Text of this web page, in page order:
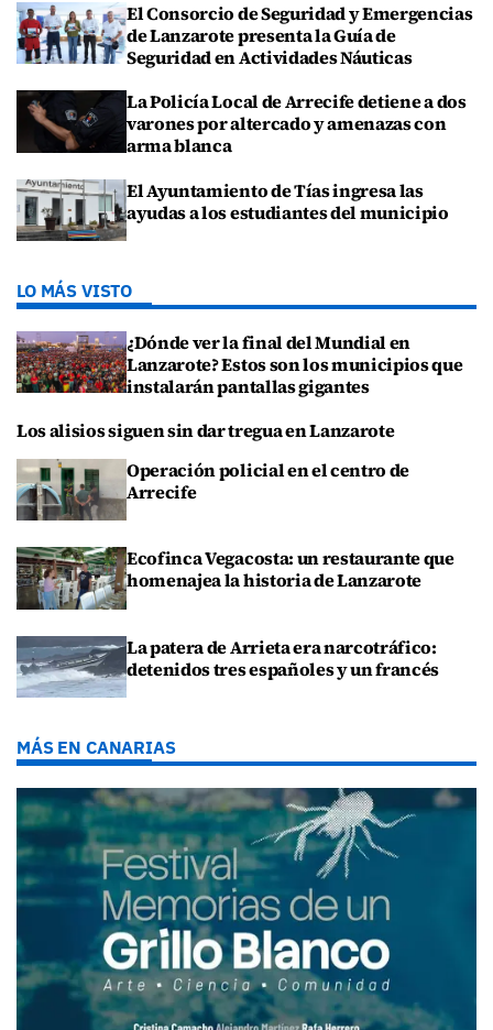
El Consorcio de Seguridad y Emergencias
de Lanzarote presenta la Guía de
Seguridad en Actividades Náuticas
La Policía Local de Arrecife detiene a dos
varones por altercado y amenazas con
arma blanca
El Ayuntamiento de Tías ingresa las
ayudas a los estudiantes del municipio
LO MÁS VISTO
¿Dónde ver la final del Mundial en
Lanzarote? Estos son los municipios que
instalarán pantallas gigantes
Los alisios siguen sin dar tregua en Lanzarote
Operación policial en el centro de
Arrecife
Ecofinca Vegacosta: un restaurante que
homenajea la historia de Lanzarote
La patera de Arrieta era narcotráfico:
detenidos tres españoles y un francés
MÁS EN CANARIAS